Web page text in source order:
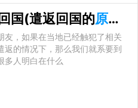
国(遣返回国的原因分析
友，如果在当地已经触犯了相关
返的情况下，那么我们就系要到
多人明白在什么